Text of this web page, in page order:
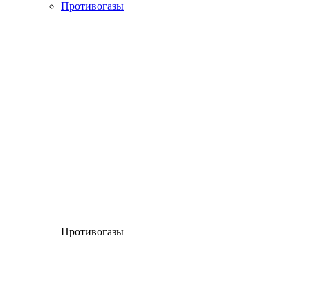
Противогазы
Противогазы